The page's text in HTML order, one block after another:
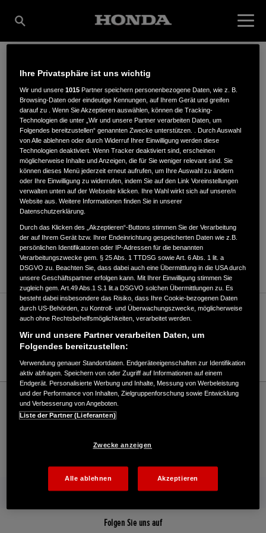
FRIETERS GMBH &
CO. KG
Viktoriastr. 15-17,41747,Viersen
ANFAHRTSBESCHREIBUNG ANFORDERN
WEBSITE
Verkauf / Kundendienst
02162/933890
Honda
Rasen und Garten
Frieters GmbH & Co. KG - Garten – Honda - HONDA Deutschland Offizielle Website |
The Power of Dreams
Mehr von Honda
Folgen Sie uns auf
Ihre Privatsphäre ist uns wichtig
Wir und unsere1015 Partner speichern personenbezogene Daten, wie z. B.
Browsing-Daten oder eindeutige Kennungen, auf Ihrem Gerät und greifen
darauf zu . Wenn Sie Akzeptieren auswählen, können die Tracking-
Technologien die unter „Wir und unsere Partner verarbeiten Daten, um
Folgendes bereitzustellen“ genannten Zwecke unterstützen. . Durch Auswahl
von Alle ablehnen oder durch Widerruf Ihrer Einwilligung werden diese
Technologien deaktiviert. Wenn Tracker deaktiviert sind, erscheinen
möglicherweise Inhalte und Anzeigen, die für Sie weniger relevant sind. Sie
können dieses Menü jederzeit erneut aufrufen, um Ihre Auswahl zu ändern
oder Ihre Einwilligung zu widerrufen, indem Sie auf den Link Voreinstellungen
verwalten unten auf der Webseite klicken. Ihre Wahl wirkt sich auf unsere/n
Website aus. Weitere Informationen finden Sie in unserer
Datenschutzerklärung.
Durch das Klicken des „Akzeptieren“-Buttons stimmen Sie der Verarbeitung
der auf Ihrem Gerät bzw. Ihrer Endeinrichtung gespeicherten Daten wie z.B.
persönlichen Identifikatoren oder IP-Adressen für die benannten
Verarbeitungszwecke gem. § 25 Abs. 1 TTDSG sowie Art. 6 Abs. 1 lit. a
DSGVO zu. Beachten Sie, dass dabei auch eine Übermittlung in die USA durch
unsere Geschäftspartner erfolgen kann. Mit Ihrer Einwilligung stimmen Sie
zugleich gem. Art.49 Abs.1 S.1 lit.a DSGVO solchen Übermittlungen zu. Es
besteht dabei insbesondere das Risiko, dass Ihre Cookie-bezogenen Daten
durch US-Behörden, zu Kontroll- und Überwachungszwecke, möglicherweise
auch ohne Rechtsbehelfsmöglichkeiten, verarbeitet werden.
Wir und unsere Partner verarbeiten Daten, um
Folgendes bereitzustellen:
Verwendung genauer Standortdaten. Endgeräteeigenschaften zur Identifikation
aktiv abfragen. Speichern von oder Zugriff auf Informationen auf einem
Endgerät. Personalisierte Werbung und Inhalte, Messung von Werbeleistung
und der Performance von Inhalten, Zielgruppenforschung sowie Entwicklung
und Verbesserung von Angeboten.
Liste der Partner (Lieferanten)
Zwecke anzeigen
Alle ablehnen Akzeptieren